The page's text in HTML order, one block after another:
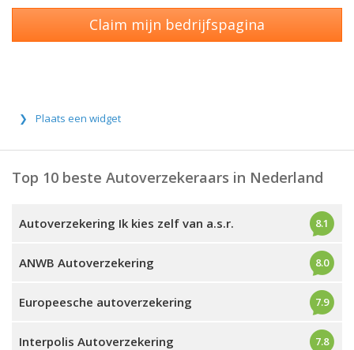
Claim mijn bedrijfspagina
Plaats een widget
Top 10 beste Autoverzekeraars in Nederland
Autoverzekering Ik kies zelf van a.s.r. 8.1
ANWB Autoverzekering 8.0
Europeesche autoverzekering 7.9
Interpolis Autoverzekering 7.8